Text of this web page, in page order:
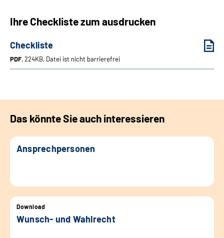
Ihre Checkliste zum ausdrucken
Checkliste
PDF, 224KB, Datei ist nicht barrierefrei
Das könnte Sie auch interessieren
Ansprechpersonen
Download
Wunsch- und Wahlrecht